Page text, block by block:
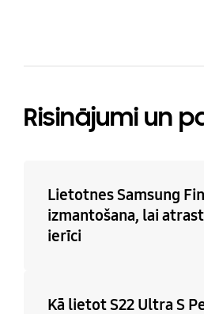
Risinājumi un
Lietotnes Samsung
izmantošana, lai
ierīci
Kā lietot S22 Ultra S